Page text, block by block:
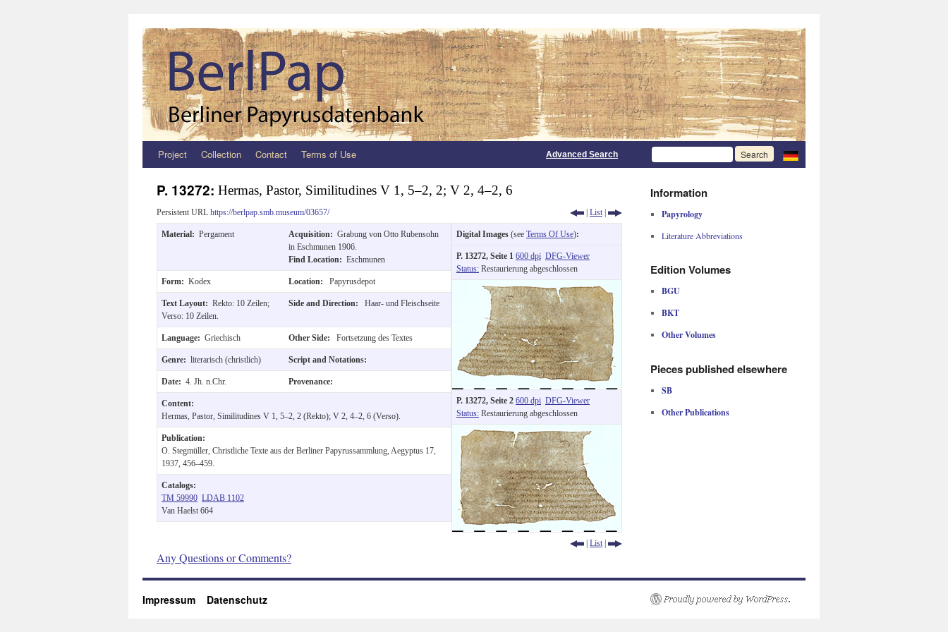
Zum
springen
Project Collection Contact Terms of Use Advanced Search
P. 13272: Hermas, Pastor, Similitudines V 1, 5–2, 2; V 2, 4–2, 6
Persistent URL https://berlpap.smb.museum/03657/ | List |
Material: Pergament Acquisition: Grabung von Otto Rubensohn
in Eschmunen 1906.
Find Location: Eschmunen
Form: Kodex Location: Papyrusdepot
Text Layout: Rekto: 10 Zeilen;
Verso: 10 Zeilen.
Side and Direction: Haar- und Fleischseite
Language: Griechisch Other Side: Fortsetzung des Textes
Genre: literarisch (christlich) Script and Notations:
Date: 4. Jh. n.Chr. Provenance:
Content:
Hermas, Pastor, Similitudines V 1, 5–2, 2 (Rekto); V 2, 4–2, 6 (Verso).
Publication:
O. Stegmüller, Christliche Texte aus der Berliner Papyrussammlung, Aegyptus 17,
1937, 456–459.
Catalogs:
TM 59990 LDAB 1102
Van Haelst 664
Digital Images (see Terms Of Use):
P. 13272, Seite 1 600 dpi DFG-Viewer
Status: Restaurierung abgeschlossen
P. 13272, Seite 2 600 dpi DFG-Viewer
Status: Restaurierung abgeschlossen
| List |
Any Questions or Comments?
Information
Papyrology
Literature Abbreviations
Edition Volumes
BGU
BKT
Other Volumes
Pieces published elsewhere
SB
Other Publications
Impressum Datenschutz